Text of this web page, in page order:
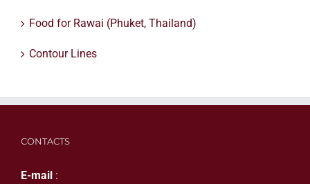
Food for Rawai (Phuket, Thailand)
Contour Lines
CONTACTS
E-mail :